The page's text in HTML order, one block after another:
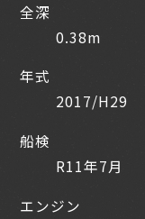
全深
0.38m
年式
2017/H29
船検
R11年7月
エンジン